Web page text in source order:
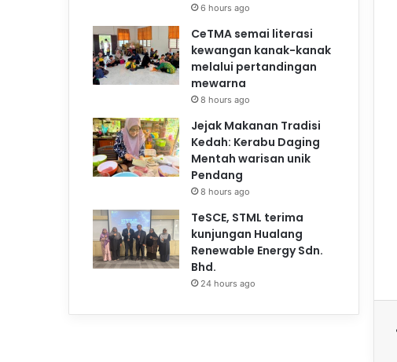
6 hours ago
CeTMA semai literasi
kewangan kanak-kanak
melalui pertandingan
mewarna
8 hours ago
Jejak Makanan Tradisi
Kedah: Kerabu Daging
Mentah warisan unik
Pendang
8 hours ago
TeSCE, STML terima
kunjungan Hualang
Renewable Energy Sdn.
Bhd.
24 hours ago